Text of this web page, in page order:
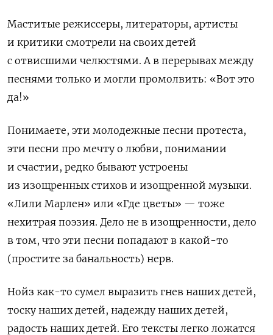
Маститые режиссеры, литераторы, артисты
и критики смотрели на своих детей
с отвисшими челюстями. А в перерывах между
песнями только и могли промолвить: «Вот это
да!»
Понимаете, эти молодежные песни протеста,
эти песни про мечту о любви, понимании
и счастии, редко бывают устроены
из изощренных стихов и изощренной музыки.
«Лили Марлен» или «Где цветы» — тоже
нехитрая поэзия. Дело не в изощренности, дело
в том, что эти песни попадают в какой-то
(простите за банальность) нерв.
Нойз как-то сумел выразить гнев наших детей,
тоску наших детей, надежду наших детей,
радость наших детей. Его тексты легко ложатся